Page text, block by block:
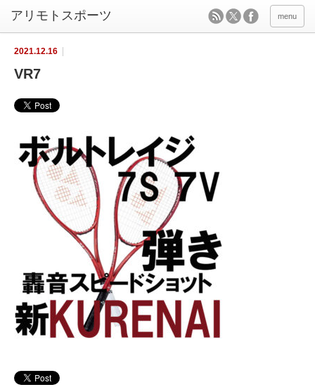
menu
2021.12.16
VR7